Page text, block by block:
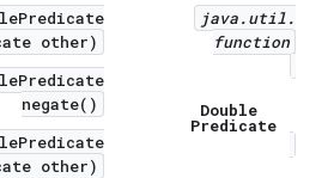
java.util.
function
Double
Predicate
other)
negate()
other)